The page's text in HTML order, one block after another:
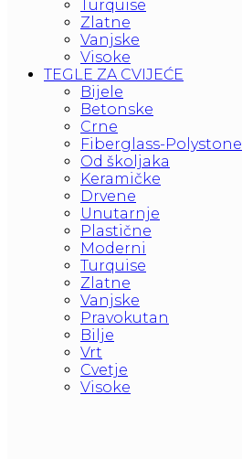
Turquise
Zlatne
Vanjske
Visoke
TEGLE ZA CVIJEĆE
Bijele
Betonske
Crne
Fiberglass-Polystone
Od školjaka
Keramičke
Drvene
Unutarnje
Plastične
Moderni
Turquise
Zlatne
Vanjske
Pravokutan
Bilje
Vrt
Cvetje
Visoke